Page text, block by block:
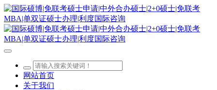
网站首页
关于我们